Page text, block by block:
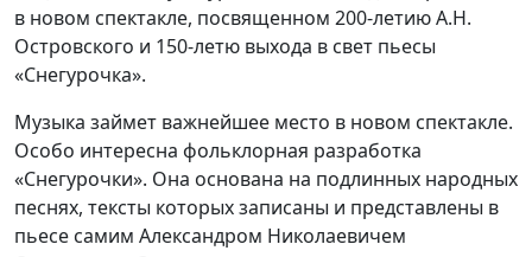
в новом спектакле, посвященном 200-летию А.Н.
Островского и 150-летю выхода в свет пьесы
«Снегурочка».
Музыка займет важнейшее место в новом спектакле.
Особо интересна фольклорная разработка
«Снегурочки». Она основана на подлинных народных
песнях, тексты которых записаны и представлены в
пьесе самим Александром Николаевичем